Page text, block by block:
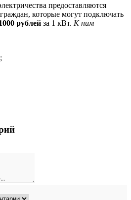
предоставляются
которые могут подключать
рублей за 1 кВт. К ним